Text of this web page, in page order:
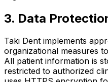
3. Data
Taki Dent implements
organizational measures
All patient information is
restricted to authorized